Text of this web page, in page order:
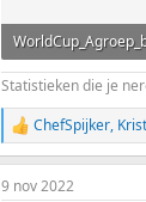
1.003,8 KB ·
Statistieken die je
R
e
a
c
ChefSpijker,
9 nov 2022